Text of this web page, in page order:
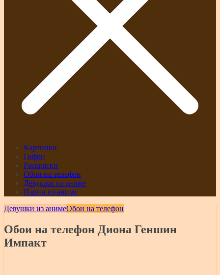
Картинки
Гифки
Раскраски
Обои на телефон
Девушки из аниме
Парни из аниме
Девушки из анимеОбои на телефон
Обои на телефон Диона Геншин
Импакт